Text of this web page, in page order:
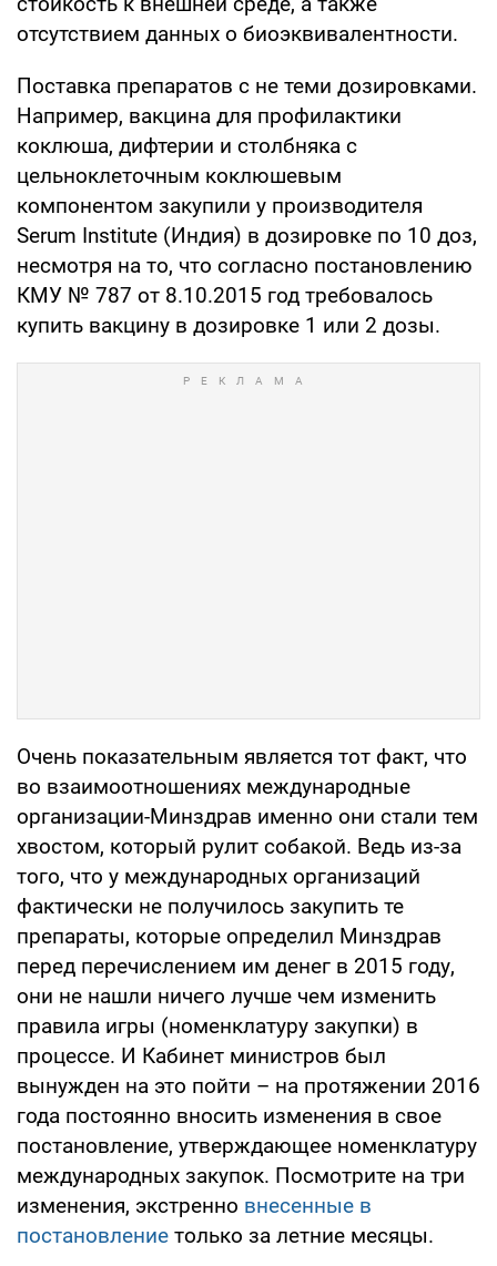
отсутствием данных о биоэквивалентности.
Поставка препаратов с не теми дозировками.
Например, вакцина для профилактики
коклюша, дифтерии и столбняка с
цельноклеточным коклюшевым
компонентом закупили у производителя
Serum Institute (Индия) в дозировке по 10 доз,
несмотря на то, что согласно постановлению
КМУ № 787 от 8.10.2015 год требовалось
купить вакцину в дозировке 1 или 2 дозы.
Очень показательным является тот факт, что
во взаимоотношениях международные
организации-Минздрав именно они стали тем
хвостом, который рулит собакой. Ведь из-за
того, что у международных организаций
фактически не получилось закупить те
препараты, которые определил Минздрав
перед перечислением им денег в 2015 году,
они не нашли ничего лучше чем изменить
правила игры (номенклатуру закупки) в
процессе. И Кабинет министров был
вынужден на это пойти – на протяжении 2016
года постоянно вносить изменения в свое
постановление, утверждающее номенклатуру
международных закупок. Посмотрите на три
изменения, экстренно внесенные в
постановление только за летние месяцы.